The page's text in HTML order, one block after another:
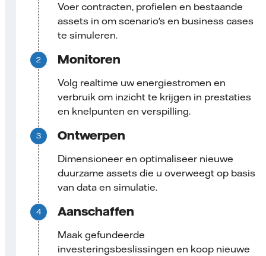
Voer contracten, profielen en bestaande
assets in om scenario's en business cases
te simuleren.
Monitoren
Volg realtime uw energiestromen en
verbruik om inzicht te krijgen in prestaties
en knelpunten en verspilling.
Ontwerpen
Dimensioneer en optimaliseer nieuwe
duurzame assets die u overweegt op basis
van data en simulatie.
Aanschaffen
Maak gefundeerde
investeringsbeslissingen en koop nieuwe